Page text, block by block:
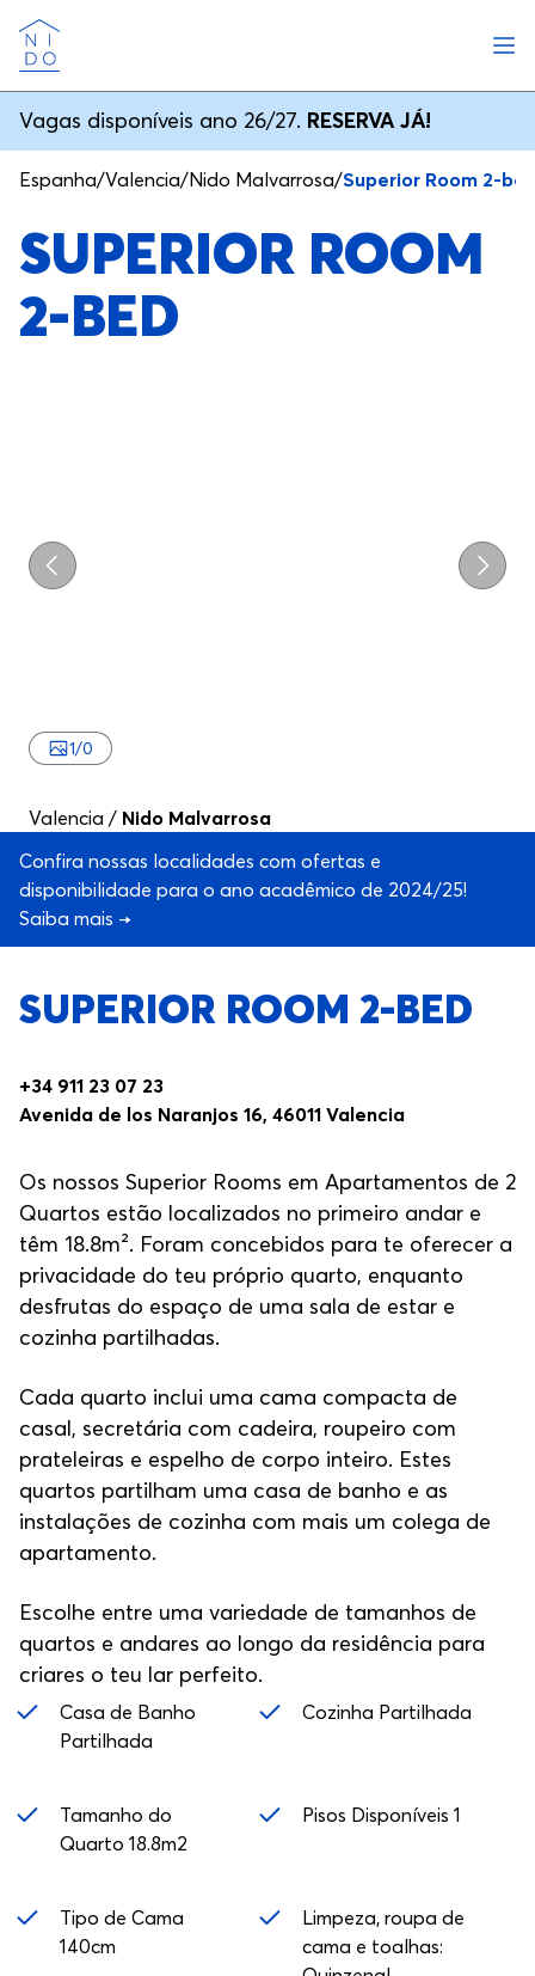
Nido
Vagas disponíveis ano 26/27. RESERVA JÁ!
Espanha/Valencia/Nido Malvarrosa/Superior Room 2-
SUPERIOR ROOM
2-BED
Anterior
1/0
SUPERIOR ROOM 2-BED
+34 911 23 07 23
Avenida de los Naranjos 16, 46011 Valencia
Os nossos Superior Rooms em Apartamentos de 2
Quartos estão localizados no primeiro andar e
têm 18.8m². Foram concebidos para te oferecer a
privacidade do teu próprio quarto, enquanto
desfrutas do espaço de uma sala de estar e
cozinha partilhadas.
Cada quarto inclui uma cama compacta de
casal, secretária com cadeira, roupeiro com
prateleiras e espelho de corpo inteiro. Estes
quartos partilham uma casa de banho e as
instalações de cozinha com mais um colega de
apartamento.
Escolhe entre uma variedade de tamanhos de
quartos e andares ao longo da residência para
criares o teu lar perfeito.
Casa de Banho
Partilhada
Cozinha Partilhada
Tamanho do
Quarto 18.8m2
Pisos Disponíveis 1
Tipo de Cama
140cm
Limpeza, roupa de
cama e toalhas:
Valencia / Nido Malvarrosa
Confira nossas localidades com ofertas e
disponibilidade para o ano acadêmico de 2024/25!
Saiba mais →